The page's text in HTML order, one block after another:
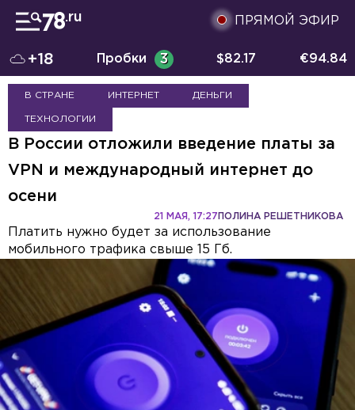
ПРЯМОЙ ЭФИР
+18 Пробки 3 $82.17 €94.84
В СТРАНЕ ИНТЕРНЕТ ДЕНЬГИ
ТЕХНОЛОГИИ
В России отложили введение платы за
VPN и международный интернет до
осени
ПОЛИНА РЕШЕТНИКОВА
21 МАЯ, 17:27
Платить нужно будет за использование
мобильного трафика свыше 15 Гб.